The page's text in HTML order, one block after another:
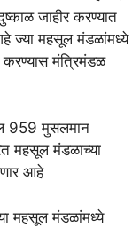
जाहीर करण्यात
ज्या महसूल मंडळांमध्ये
मंत्रिमंडळ
959 मुसलमान
महसूल मंडळाच्या
आहे
महसूल मंडळांमध्ये